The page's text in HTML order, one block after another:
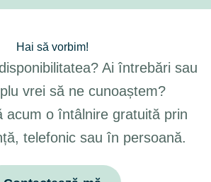
Hai să vorbim!
Ai întrebări sau
vrei să ne cunoaștem?
acum o întâlnire gratuită prin
telefonic sau în persoană.